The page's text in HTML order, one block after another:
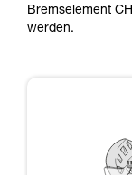
Bremselement
werden.